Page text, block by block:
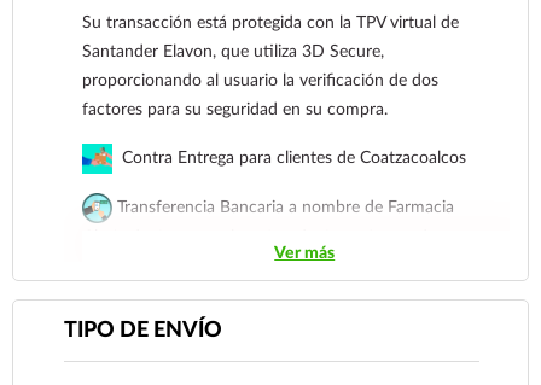
Transferencia Bancaria a nombre de Farmacia
Gloria de Coatzacoalcos S.A. de C.V. Número de
cuenta: Clave: 014854655008143954
su comprobante de pago a al siguiente correo
nuestro
921 261 8491
Su transacción está protegida con la TPV virtual de
Santander Elavon, que utiliza 3D Secure,
proporcionando al usuario la verificación de dos
factores para su seguridad en su compra.
Contra Entrega para clientes de Coatzacoalcos
Transferencia Bancaria a nombre de Farmacia
cuenta: Clave: 014854655008143954
Para esta forma de pago el cliente deberá enviar su
comprobante de pago a al siguiente correo
Ver más
TIPO DE ENVÍO